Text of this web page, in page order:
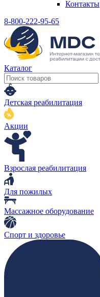
Контакты
8-800-222-95-65
Каталог
Детская реабилитация
Акции
Взрослая реабилитация
Для пожилых
Массажное оборудование
Спорт и здоровье